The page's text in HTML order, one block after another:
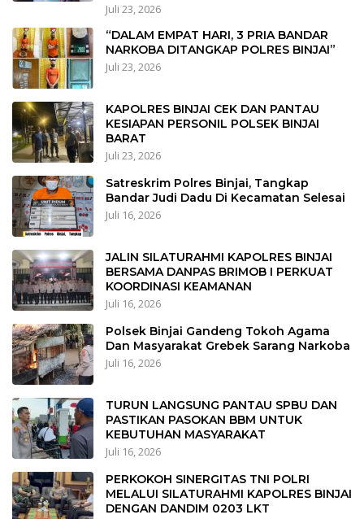
Juli 23, 2026
“DALAM EMPAT HARI, 3 PRIA BANDAR
NARKOBA DITANGKAP POLRES BINJAI”
Juli 23, 2026
KAPOLRES BINJAI CEK DAN PANTAU
KESIAPAN PERSONIL POLSEK BINJAI
BARAT
Juli 23, 2026
Satreskrim Polres Binjai, Tangkap
Bandar Judi Dadu Di Kecamatan Selesai
Juli 16, 2026
JALIN SILATURAHMI KAPOLRES BINJAI
BERSAMA DANPAS BRIMOB I PERKUAT
KOORDINASI KEAMANAN
Juli 16, 2026
Polsek Binjai Gandeng Tokoh Agama
Dan Masyarakat Grebek Sarang Narkoba
Juli 16, 2026
TURUN LANGSUNG PANTAU SPBU DAN
PASTIKAN PASOKAN BBM UNTUK
KEBUTUHAN MASYARAKAT
Juli 16, 2026
PERKOKOH SINERGITAS TNI POLRI
MELALUI SILATURAHMI KAPOLRES BINJAI
DENGAN DANDIM 0203 LKT